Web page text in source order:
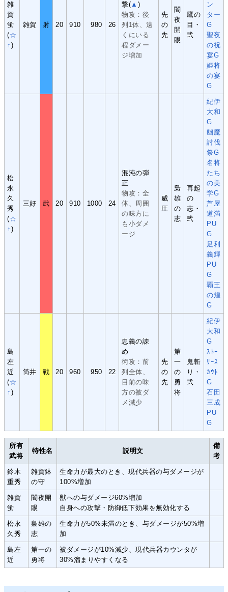
雑
賀
蛍
(☆
↑ )
雑賀 射 20 910 980 26
撃(▲ )
物攻：後
列1体、遠
くにいる
程ダメー
ジ増加
先
の
先
闇
夜
開
眼
鷹の
目・
弐
ン
ター
G
聖夜
の祝
宴G
姫将
の宴
G
松
永
久
秀
(☆
↑ )
三好 武 20 910 1000 24
混沌の弾
正
物攻：全
体、周囲
の味方に
も小ダメ
ージ
威
圧
梟
雄
の
志
再起
の
志・
弐
紀伊
大和
G
幽魔
討伐
祭G
名将
たち
の美
学G
芦屋
道満
PU
G
足利
義輝
PU
G
覇王
の煌
G
島
左
近
(☆
↑ )
筒井 戦 20 960 950 22
忠義の諌
め
術攻：前
列全体、
目前の味
方の被ダ
メ減少
先
の
先
第
一
の
勇
将
鬼斬
り・
弐
紀伊
大和
G
ｽﾄｰ
ﾘｰｽ
ｶｳﾄ
G
石田
三成
PU
G
所有
武将
特性名 説明文
備
考
鈴木
重秀
雑賀鉢
の守
生命力が最大のとき、現代兵器の与ダメージが
100%増加
雑賀
蛍
闇夜開
眼
獣への与ダメージ60%増加
自身への攻撃・防御低下効果を無効化する
松永
久秀
梟雄の
志
生命力が50%未満のとき、与ダメージが50%増
加
島左
近
第一の
勇将
被ダメージが10%減少、現代兵器カウンタが
30%溜まりやすくなる